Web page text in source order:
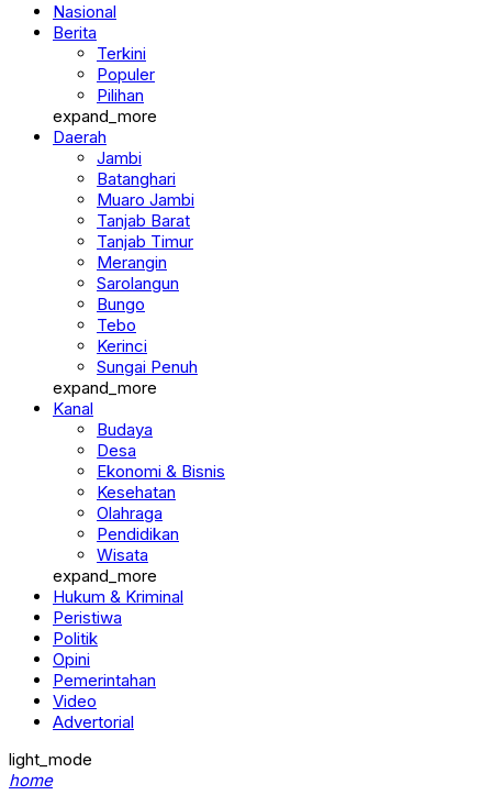
Nasional
Berita
Terkini
Populer
Pilihan
expand_more
Daerah
Jambi
Batanghari
Muaro Jambi
Tanjab Barat
Tanjab Timur
Merangin
Sarolangun
Bungo
Tebo
Kerinci
Sungai Penuh
expand_more
Kanal
Budaya
Desa
Ekonomi & Bisnis
Kesehatan
Olahraga
Pendidikan
Wisata
expand_more
Hukum & Kriminal
Peristiwa
Politik
Opini
Pemerintahan
Video
Advertorial
light_mode
home